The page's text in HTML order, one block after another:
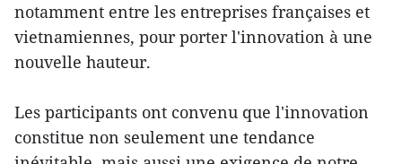
notamment entre les entreprises françaises et
vietnamiennes, pour porter l'innovation à une
nouvelle hauteur.
Les participants ont convenu que l'innovation
constitue non seulement une tendance